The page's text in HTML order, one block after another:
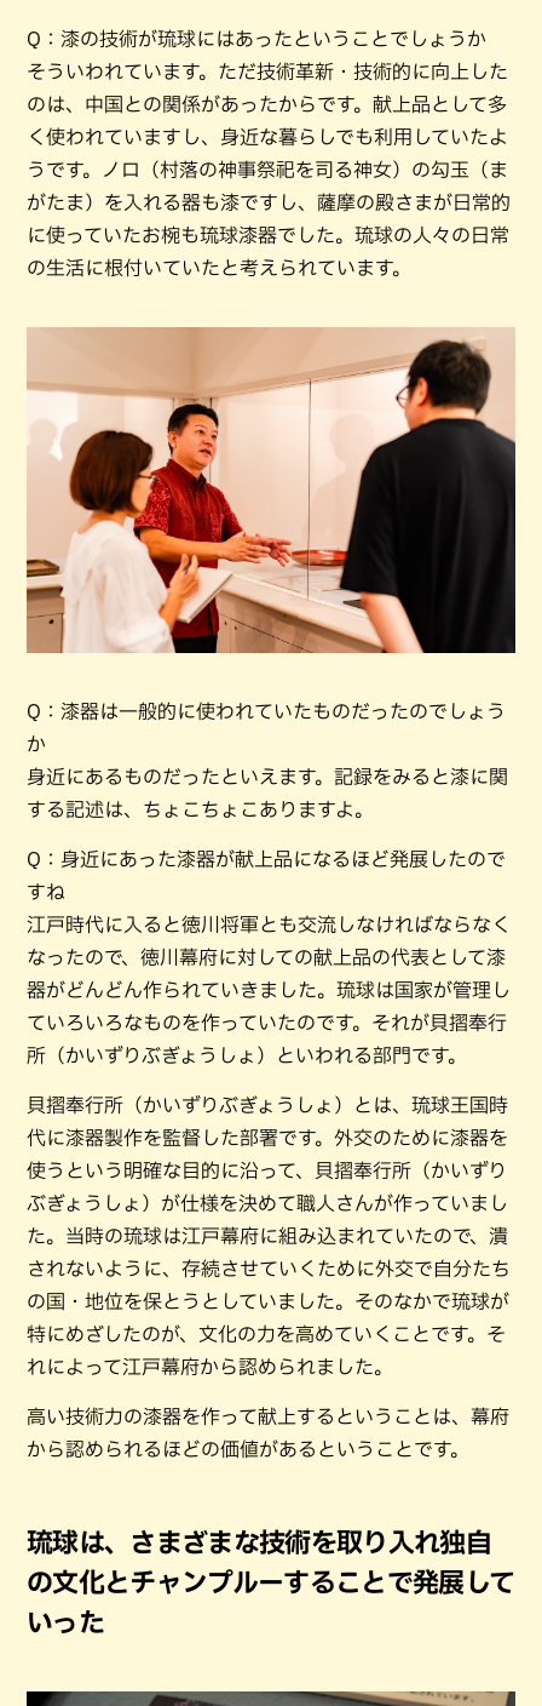
Q：漆の技術が琉球にはあったということでしょうか
そういわれています。ただ技術革新・技術的に向上した
のは、中国との関係があったからです。献上品として多
く使われていますし、身近な暮らしでも利用していたよ
うです。ノロ（村落の神事祭祀を司る神女）の勾玉（ま
がたま）を入れる器も漆ですし、薩摩の殿さまが日常的
に使っていたお椀も琉球漆器でした。琉球の人々の日常
の生活に根付いていたと考えられています。
Q：漆器は一般的に使われていたものだったのでしょう
か
身近にあるものだったといえます。記録をみると漆に関
する記述は、ちょこちょこありますよ。
Q：身近にあった漆器が献上品になるほど発展したので
すね
江戸時代に入ると徳川将軍とも交流しなければならなく
なったので、徳川幕府に対しての献上品の代表として漆
器がどんどん作られていきました。琉球は国家が管理し
ていろいろなものを作っていたのです。それが貝摺奉行
所（かいずりぶぎょうしょ）といわれる部門です。
貝摺奉行所（かいずりぶぎょうしょ）とは、琉球王国時
代に漆器製作を監督した部署です。外交のために漆器を
使うという明確な目的に沿って、貝摺奉行所（かいずり
ぶぎょうしょ）が仕様を決めて職人さんが作っていまし
た。当時の琉球は江戸幕府に組み込まれていたので、潰
されないように、存続させていくために外交で自分たち
の国・地位を保とうとしていました。そのなかで琉球が
特にめざしたのが、文化の力を高めていくことです。そ
れによって江戸幕府から認められました。
高い技術力の漆器を作って献上するということは、幕府
から認められるほどの価値があるということです。
琉球は、さまざまな技術を取り入れ独自
の文化とチャンプルーすることで発展して
いった